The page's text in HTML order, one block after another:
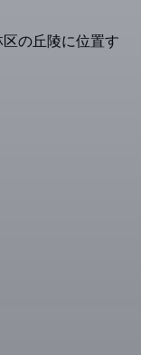
の丘陵に位置す